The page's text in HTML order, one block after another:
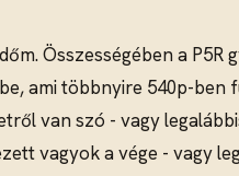
Összességében a P5R
ami többnyire 540p-ben
van szó - vagy
vagyok a vége - vagy